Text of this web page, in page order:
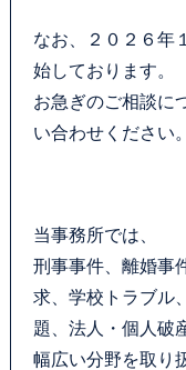
なお、２０２６年
始しております。
お急ぎのご相談に
い合わせください。
当事務所では、
刑事事件、離婚事
求、学校トラブル
題、法人・個人破
幅広い分野を取り